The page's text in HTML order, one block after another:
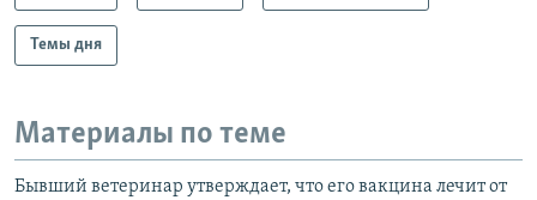
Темы дня
Материалы по теме
Бывший ветеринар утверждает, что его вакцина лечит от